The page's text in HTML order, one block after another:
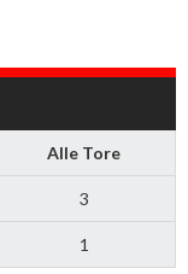
Alle Tore
3
1